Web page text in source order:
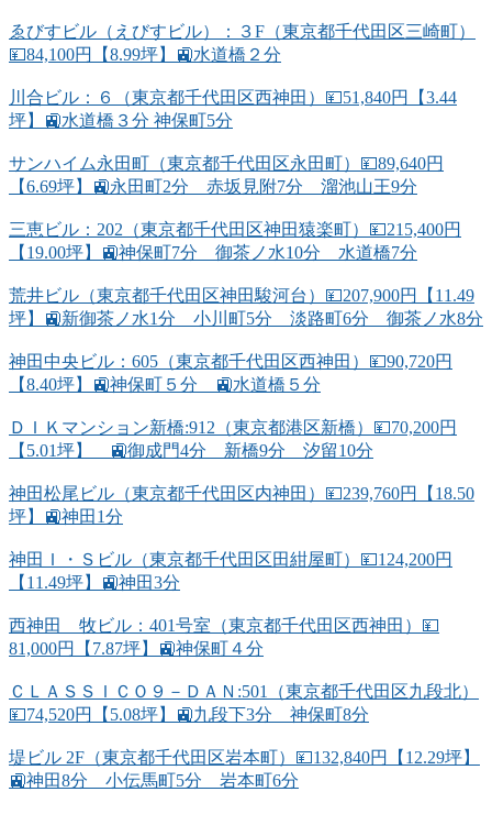
ゑびすビル（えびすビル）：３F（東京都千代田区三崎町）
💴84,100円【8.99坪】🚉水道橋２分
川合ビル：６（東京都千代田区西神田）💴51,840円【3.44
坪】🚉水道橋３分 神保町5分
サンハイム永田町（東京都千代田区永田町）💴89,640円
【6.69坪】🚉永田町2分 赤坂見附7分 溜池山王9分
三恵ビル：202（東京都千代田区神田猿楽町）💴215,400円
【19.00坪】🚉神保町7分 御茶ノ水10分 水道橋7分
荒井ビル（東京都千代田区神田駿河台）💴207,900円【11.49
坪】🚉新御茶ノ水1分 小川町5分 淡路町6分 御茶ノ水8分
神田中央ビル：605（東京都千代田区西神田）💴90,720円
【8.40坪】🚉神保町５分 🚉水道橋５分
ＤＩＫマンション新橋:912（東京都港区新橋）💴70,200円
【5.01坪】 🚉御成門4分 新橋9分 汐留10分
神田松尾ビル（東京都千代田区内神田）💴239,760円【18.50
坪】🚉神田1分
神田Ｉ・Ｓビル（東京都千代田区田紺屋町）💴124,200円
【11.49坪】🚉神田3分
西神田 牧ビル：401号室（東京都千代田区西神田）💴
81,000円【7.87坪】🚉神保町４分
ＣＬＡＳＳＩＣＯ９－ＤＡＮ:501（東京都千代田区九段北）
💴74,520円【5.08坪】🚉九段下3分 神保町8分
堤ビル 2F（東京都千代田区岩本町）💴132,840円【12.29坪】
🚉神田8分 小伝馬町5分 岩本町6分